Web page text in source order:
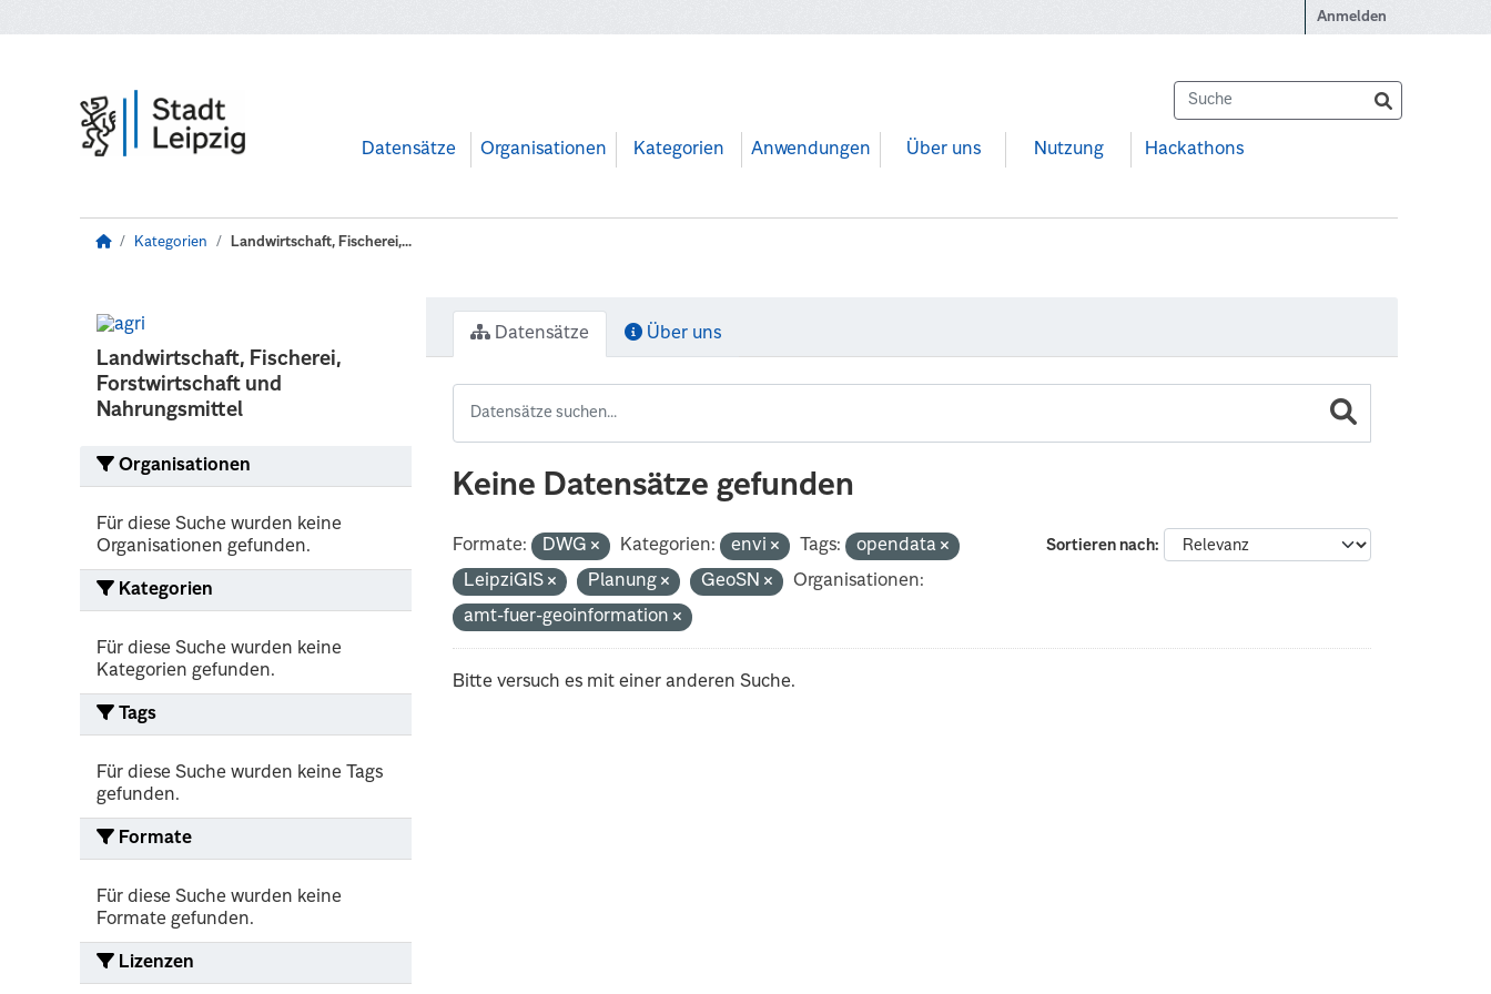
Anmelden
Datensätze Organisationen Kategorien Anwendungen Über uns Nutzung Hackathons
Kategorien Landwirtschaft, Fischerei,...
Landwirtschaft, Fischerei,
Forstwirtschaft und
Nahrungsmittel
Organisationen
Für diese Suche wurden keine
Organisationen gefunden.
Kategorien
Für diese Suche wurden keine
Kategorien gefunden.
Tags
Für diese Suche wurden keine Tags
gefunden.
Formate
Für diese Suche wurden keine
Formate gefunden.
Lizenzen
Datensätze Über uns
Keine Datensätze gefunden
Sortieren nach
Formate: DWG Kategorien: envi Tags:
opendata
LeipziGIS
Planung GeoSN
Organisationen:
amt-fuer-geoinformation
Bitte versuch es mit einer anderen Suche.